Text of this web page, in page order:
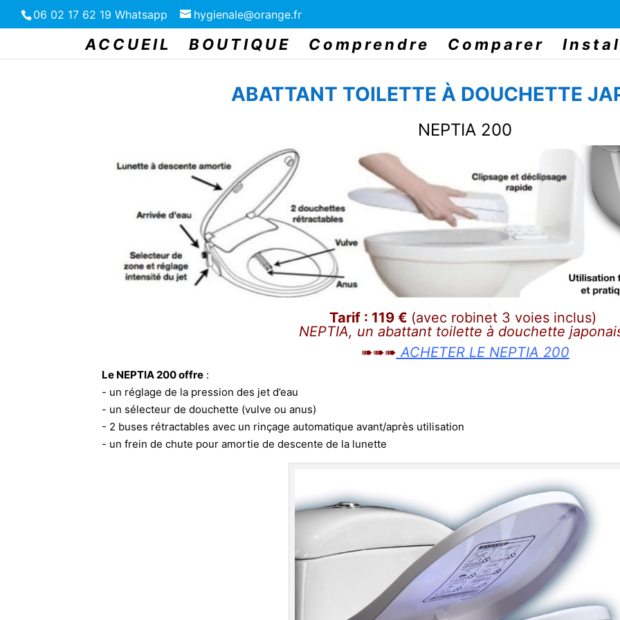
06 02 17 62 19 Whatsapp hygienale@orange.fr
ACCUEIL BOUTIQUE Comprendre Comparer
ABATTANT TOILETTE À DOUCHETTE
NEPTIA 200
Tarif : 119 € (avec robinet 3 voies inclus)
NEPTIA, un abattant toilette à douchette
➠➠➠ ACHETER LE NEPTIA 200
Le NEPTIA 200 offre :
- un réglage de la pression des jet d’eau
- un sélecteur de douchette (vulve ou anus)
- 2 buses rétractables avec un rinçage automatique avant/après utilisation
- un frein de chute pour amortie de descente de la lunette